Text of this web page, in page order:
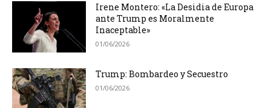
Irene Montero: «La Desidia de Europa
ante Trump es Moralmente
Inaceptable»
01/06/2026
Trump: Bombardeo y Secuestro
01/06/2026